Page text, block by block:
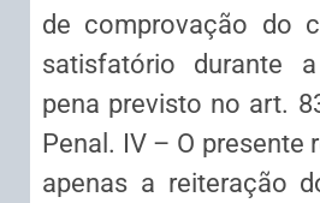
de comprovação do
satisfatório durante
pena previsto no art.
Penal. IV – O presente
apenas a reiteração